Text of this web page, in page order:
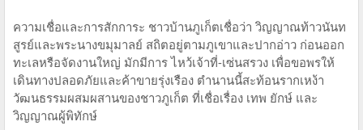
ความเชื่อและการสักการะ ชาวบ้านภูเก็ตเชื่อว่า วิญญาณท้าวนันท
สูรย์และพระนางขมุมาลย์ สถิตอยู่ตามภูเขาและปากอ่าว ก่อนออก
ทะเลหรือจัดงานใหญ่ มักมีการ ไหว้เจ้าที่-เซ่นสรวง เพื่อขอพรให้
เดินทางปลอดภัยและค้าขายรุ่งเรือง ตำนานนี้สะท้อนรากเหง้า
วัฒนธรรมผสมผสานของชาวภูเก็ต ที่เชื่อเรื่อง เทพ ยักษ์ และ
วิญญาณผู้พิทักษ์